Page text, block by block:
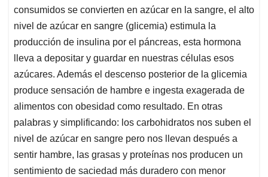
consumidos se convierten en azúcar en la sangre, el alto
nivel de azúcar en sangre (glicemia) estimula la
producción de insulina por el páncreas, esta hormona
lleva a depositar y guardar en nuestras células esos
azúcares. Además el descenso posterior de la glicemia
produce sensación de hambre e ingesta exagerada de
alimentos con obesidad como resultado. En otras
palabras y simplificando: los carbohidratos nos suben el
nivel de azúcar en sangre pero nos llevan después a
sentir hambre, las grasas y proteínas nos producen un
sentimiento de saciedad más duradero con menor